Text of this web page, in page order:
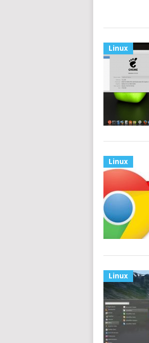
Linux
Linux
Linux